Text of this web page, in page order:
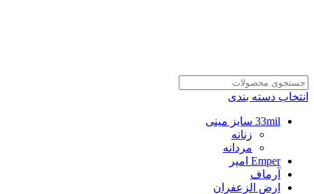
انتخاب دسته بندی
33mil سایز مینی
زنانه
مردانه
Emper امپر
آرماف
ارض الزعفران